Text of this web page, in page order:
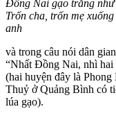
Đồng Nai gạo trắng như
Trốn cha, trốn mẹ
anh
và trong câu nói dân
“Nhất Đồng Nai, nhì hai
(hai huyện đây là
Thuỷ ở Quảng Bình có
lúa gạo).